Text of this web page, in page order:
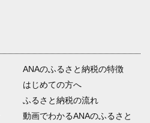
ANAのふるさと納税の特徴
はじめての方へ
ふるさと納税の流れ
動画でわかるANAのふるさと